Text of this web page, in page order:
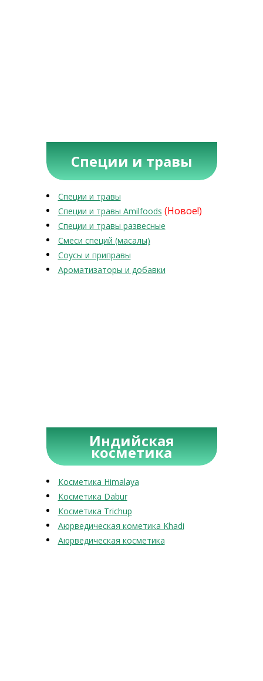
Специи и травы
Специи и травы
Специи и травы Amilfoods (Новое!)
Специи и травы развесные
Смеси специй (масалы)
Соусы и приправы
Ароматизаторы и добавки
Индийская
косметика
Косметика Himalaya
Косметика Dabur
Косметика Trichup
Аюрведическая кометика Khadi
Аюрведическая косметика